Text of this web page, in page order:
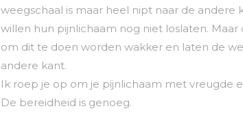
weegschaal is maar heel nipt naar de
willen hun pijnlichaam nog niet loslaten.
om dit te doen worden wakker en laten de
andere kant.
Ik roep je op om je pijnlichaam met vreugde
De bereidheid is genoeg.